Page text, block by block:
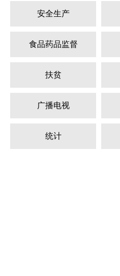
安全生产
食品药品监督
扶贫
广播电视
统计